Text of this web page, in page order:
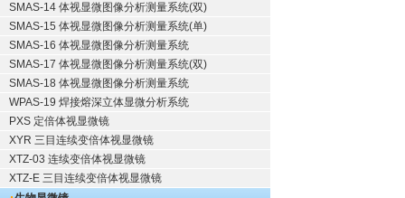
SMAS-14 体视显微图像分析测量系统(双)
SMAS-15 体视显微图像分析测量系统(单)
SMAS-16 体视显微图像分析测量系统
SMAS-17 体视显微图像分析测量系统(双)
SMAS-18 体视显微图像分析测量系统
WPAS-19 焊接熔深立体显微分析系统
PXS 定倍体视显微镜
XYR 三目连续变倍体视显微镜
XTZ-03 连续变倍体视显微镜
XTZ-E 三目连续变倍体视显微镜